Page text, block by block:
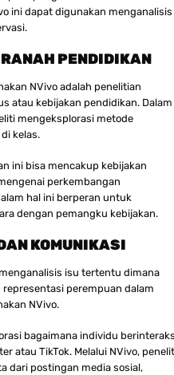
ini dapat digunakan menganalisis
PENDIDIKAN
NVivo adalah penelitian
atau kebijakan pendidikan. Dalam
mengeksplorasi metode
kelas.
ini bisa mencakup kebijakan
perkembangan
hal ini berperan untuk
dengan pemangku kebijakan.
KOMUNIKASI
isu tertentu dimana
perempuan dalam
NVivo.
bagaimana individu
atau TikTok. Melalui NVivo,
dari postingan media sosial,